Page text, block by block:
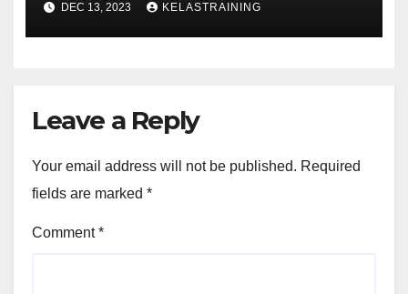
DEC 13, 2023 KELASTRAINING
Leave a Reply
Your email address will not be published. Required
fields are marked *
Comment*